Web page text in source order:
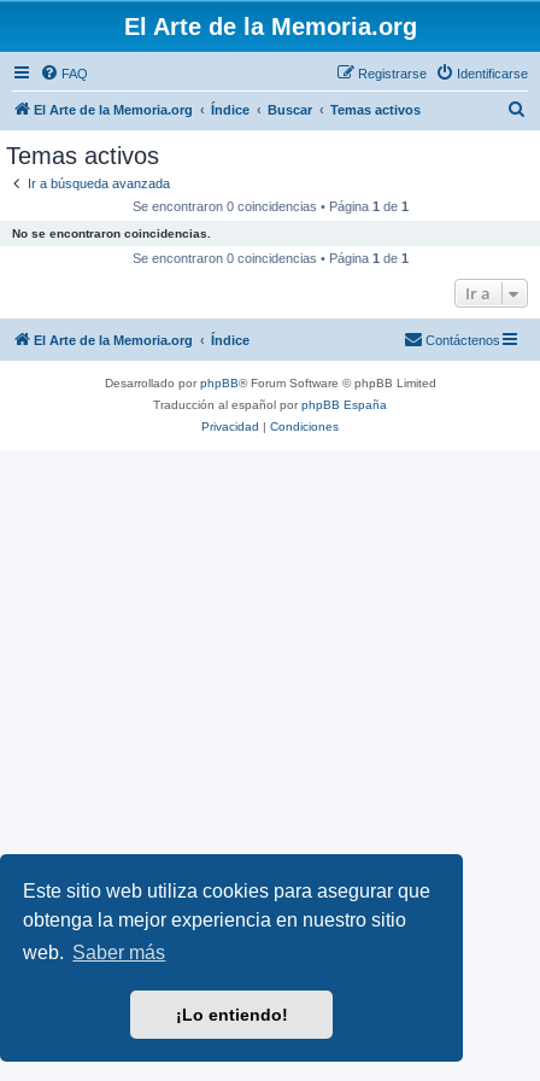
Este sitio web utiliza cookies para asegurar que
obtenga la mejor experiencia en nuestro sitio
web. Saber más
¡Lo entiendo!
El Arte de la Memoria.org
FAQ Identificarse
Registrarse
El Arte de la Memoria.org Índice Buscar Temas activos
Temas activos
Ir a búsqueda avanzada
Se encontraron 0 coincidencias • Página 1 de 1
No se encontraron coincidencias.
Se encontraron 0 coincidencias • Página 1 de 1
Ir a
El Arte de la Memoria.org Índice Contáctenos
Desarrollado porphpBB® Forum Software © phpBB Limited
Traducción al español porphpBB España
Privacidad | Condiciones